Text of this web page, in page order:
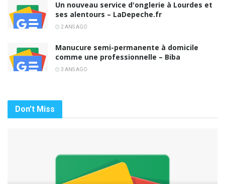
Un nouveau service d'onglerie à Lourdes et
ses alentours – LaDepeche.fr
2 ANS AGO
Manucure semi-permanente à domicile
comme une professionnelle – Biba
3 ANS AGO
Don't Miss